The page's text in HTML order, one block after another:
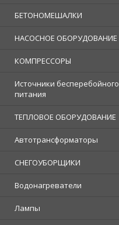
БЕТОНОМЕШАЛКИ
НАСОСНОЕ ОБОРУДОВАНИЕ
КОМПРЕССОРЫ
Источники бесперебойного
питания
ТЕПЛОВОЕ ОБОРУДОВАНИЕ
Автотрансформаторы
СНЕГОУБОРЩИКИ
Водонагреватели
Лампы